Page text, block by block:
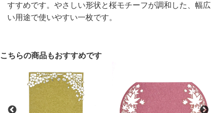
すすめです。やさしい形状と桜モチーフが調和した、幅広
い用途で使いやすい一枚です。
こちらの商品もおすすめです